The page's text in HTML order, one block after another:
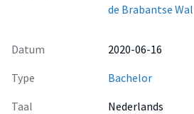
de Brabantse Wal
Datum
2020-06-16
Type
Bachelor
Taal
Nederlands